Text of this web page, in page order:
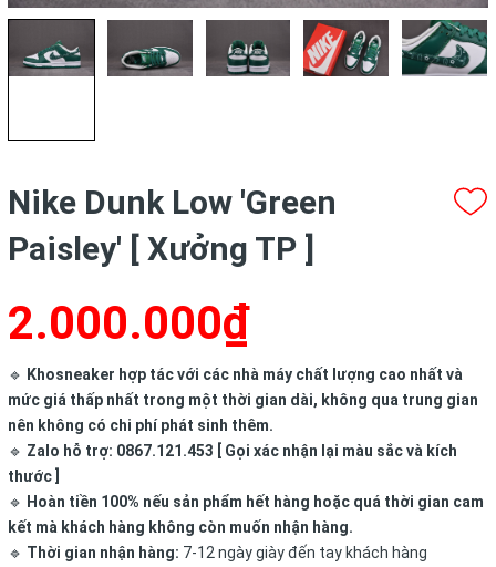
Nike Dunk Low 'Green
Paisley' [ Xưởng TP ]
2.000.000₫
🔹 Khosneaker hợp tác với các nhà máy chất lượng cao nhất và
mức giá thấp nhất trong một thời gian dài, không qua trung gian
nên không có chi phí phát sinh thêm.
🔹 Zalo hỗ trợ: 0867.121.453 [ Gọi xác nhận lại màu sắc và kích
thước ]
🔹 Hoàn tiền 100% nếu sản phẩm hết hàng hoặc quá thời gian cam
kết mà khách hàng không còn muốn nhận hàng.
🔹 Thời gian nhận hàng: 7-12 ngày giày đến tay khách hàng